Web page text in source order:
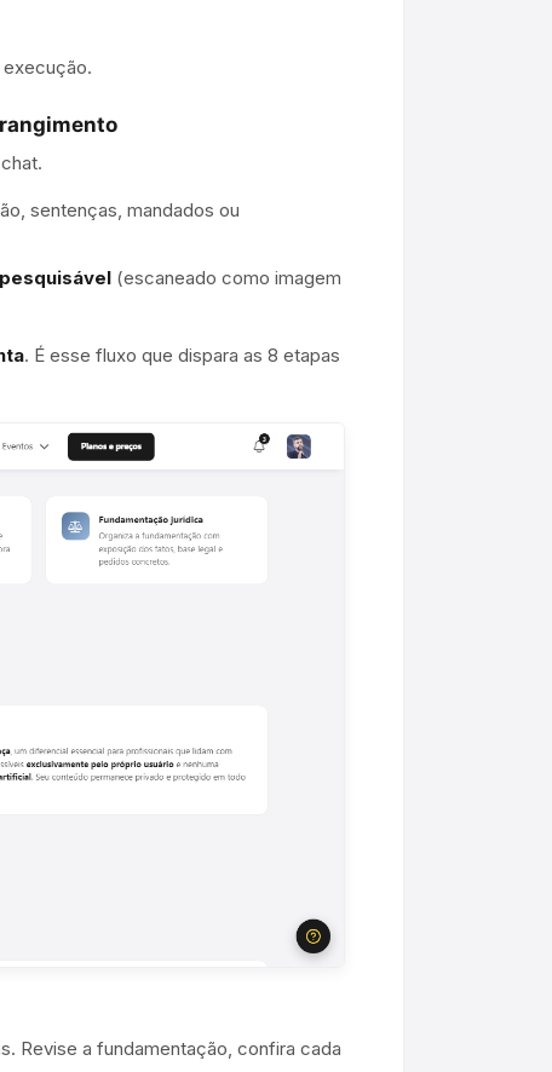
execução.
sentenças, mandados ou
pesquisável (escaneado como imagem
. É esse fluxo que dispara as 8 etapas
Revise a fundamentação, confira cada